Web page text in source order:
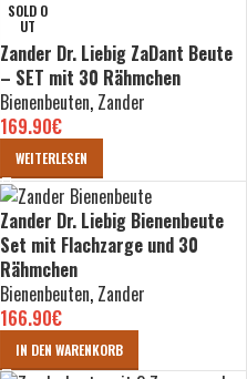
SOLD O
UT
Zander Dr. Liebig ZaDant Beute
– SET mit 30 Rähmchen
Bienenbeuten, Zander
169.90€
WEITERLESEN
Zander Dr. Liebig Bienenbeute
Set mit Flachzarge und 30
Rähmchen
Bienenbeuten, Zander
166.90€
IN DEN WARENKORB